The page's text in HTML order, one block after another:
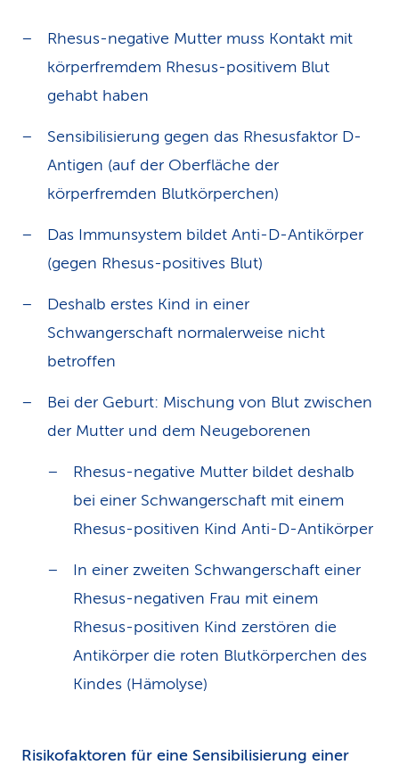
Rhesus-negative Mutter muss Kontakt mit
körperfremdem Rhesus-positivem Blut
gehabt haben
Sensibilisierung gegen das Rhesusfaktor D-
Antigen (auf der Oberfläche der
körperfremden Blutkörperchen)
Das Immunsystem bildet Anti-D-Antikörper
(gegen Rhesus-positives Blut)
Deshalb erstes Kind in einer
Schwangerschaft normalerweise nicht
betroffen
Bei der Geburt: Mischung von Blut zwischen
der Mutter und dem Neugeborenen
Rhesus-negative Mutter bildet deshalb
bei einer Schwangerschaft mit einem
Rhesus-positiven Kind Anti-D-Antikörper
In einer zweiten Schwangerschaft einer
Rhesus-negativen Frau mit einem
Rhesus-positiven Kind zerstören die
Antikörper die roten Blutkörperchen des
Kindes (Hämolyse)
Risikofaktoren für eine Sensibilisierung einer